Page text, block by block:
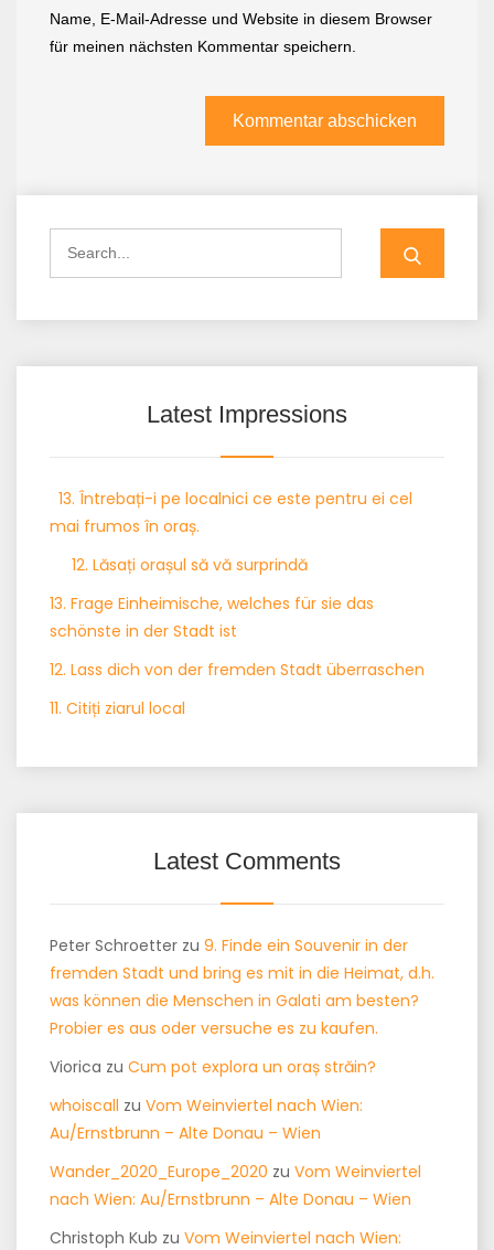
Name, E-Mail-Adresse und Website in diesem Browser
für meinen nächsten Kommentar speichern.
Latest Impressions
13. Întrebați-i pe localnici ce este pentru ei cel
mai frumos în oraș.
12. Lăsați orașul să vă surprindă
13. Frage Einheimische, welches für sie das
schönste in der Stadt ist
12. Lass dich von der fremden Stadt überraschen
11. Citiți ziarul local
Latest Comments
Peter Schroetter zu 9. Finde ein Souvenir in der
fremden Stadt und bring es mit in die Heimat, d.h.
was können die Menschen in Galati am besten?
Probier es aus oder versuche es zu kaufen.
Viorica zu Cum pot explora un oraș străin?
whoiscall zu Vom Weinviertel nach Wien:
Au/Ernstbrunn – Alte Donau – Wien
Wander_2020_Europe_2020 zu Vom Weinviertel
nach Wien: Au/Ernstbrunn – Alte Donau – Wien
Christoph Kub zu Vom Weinviertel nach Wien: